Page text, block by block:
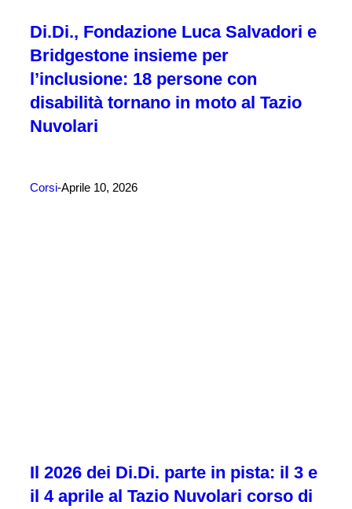
Di.Di., Fondazione Luca Salvadori e
Bridgestone insieme per
l’inclusione: 18 persone con
disabilità tornano in moto al Tazio
Nuvolari
Corsi Aprile 10, 2026
Il 2026 dei Di.Di. parte in pista: il 3 e
il 4 aprile al Tazio Nuvolari corso di